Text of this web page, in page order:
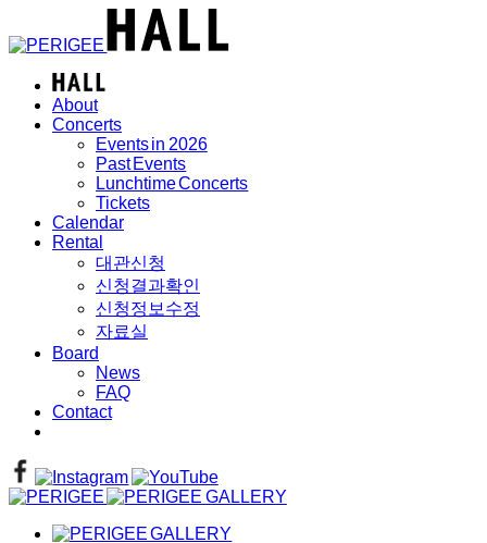
About
Concerts
Events in 2026
Past Events
Lunchtime Concerts
Tickets
Calendar
Rental
대관신청
신청결과확인
신청정보수정
자료실
Board
News
FAQ
Contact